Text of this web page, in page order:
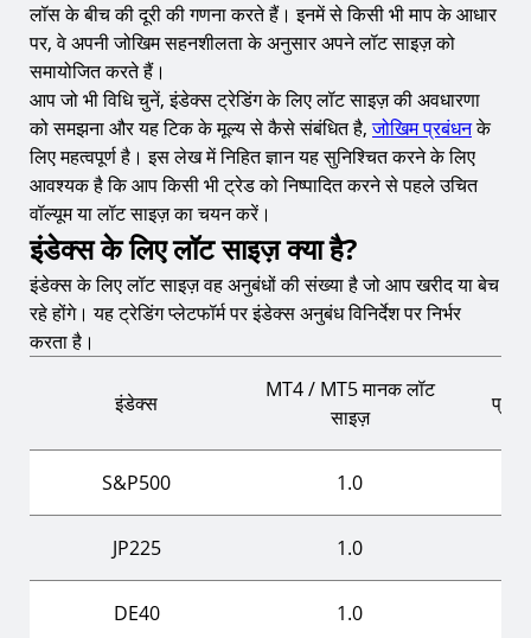
अक्सर पूछे जाने वाले प्रश्न
3.
क्या मैं ट्रेड रखने के बाद अपने लॉट साइज़ को बदल सकता हूं?
4. यदि मैं बहुत बड़े लॉट साइज़ का उपयोग करता हूं तो क्या होगा?
5. क्या लॉट साइज़ मेरे द्वारा भुगतान किए जाने वाले स्प्रेड या कमीशन को
प्रभावित करता है?
मुझे कैसे पता चलेगा कि मेरा अधिकतम लॉट साइज़ क्या होना चाहिए?
7. क्या सभी इंडेक्स के लिए लॉट साइज़ समान हैं?
8. क्या वॉल्यूम और लॉट साइज़ में कोई अंतर है?
9.
मैं प्रत्येक इंडेक्स के लिए अनुबंध विनिर्देश कहां पा सकता हूं?
अन्य बाजारों में लॉट साइज़ की गणना करना सीखें
TIOmarkets के साथ अपने ज्ञान को आगे बढ़ाएं
लॉस के बीच की दूरी की गणना करते हैं। इनमें से किसी भी माप के आधार
पर, वे अपनी जोखिम सहनशीलता के अनुसार अपने लॉट साइज़ को
समायोजित करते हैं।
आप जो भी विधि चुनें, इंडेक्स ट्रेडिंग के लिए लॉट साइज़ की अवधारणा
को समझना और यह टिक के मूल्य से कैसे संबंधित है,जोखिम प्रबंधनके
लिए महत्वपूर्ण है। इस लेख में निहित ज्ञान यह सुनिश्चित करने के लिए
आवश्यक है कि आप किसी भी ट्रेड को निष्पादित करने से पहले उचित
वॉल्यूम या लॉट साइज़ का चयन करें।
इंडेक्स के लिए लॉट साइज़ क्या है?
इंडेक्स के लिए लॉट साइज़ वह अनुबंधों की संख्या है जो आप खरीद या बेच
रहे होंगे। यह ट्रेडिंग प्लेटफॉर्म पर इंडेक्स अनुबंध विनिर्देश पर निर्भर
करता है।
इंडेक्स
MT4 / MT5 मानक लॉट
साइज़
S&P500 1.0
JP225 1.0
DE40 1.0